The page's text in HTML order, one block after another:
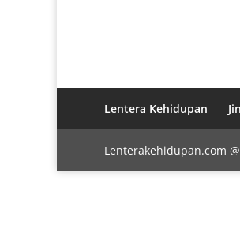
Lentera Kehidupan
Lenterakehidupan.com